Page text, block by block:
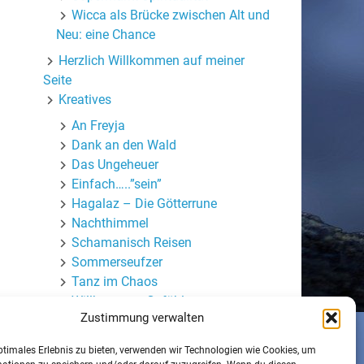
Zustimmung verwalten
Erlebnis zu bieten, verwenden wir Technologien wie Cookies, um
Wicca als Brücke zwischen Alt und
Neu: eine Chance
Herzlich Willkommen auf meiner
Seite
Kreatives
An Freyja
Dank an den Wald
Das Ungeheuer
Einfach…..”sein”
Hagalaz – Die Götterrune
Nachthimmel
Schamanisch Reisen
Sommerseufzer
Tanz im Chaos
Willkommen Gefühle
Wortmasken
Mein (halb-)privater Blog